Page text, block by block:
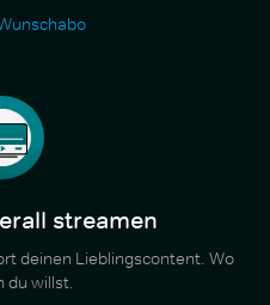
streamen
deinen Lieblingscontent. Wo
du willst.